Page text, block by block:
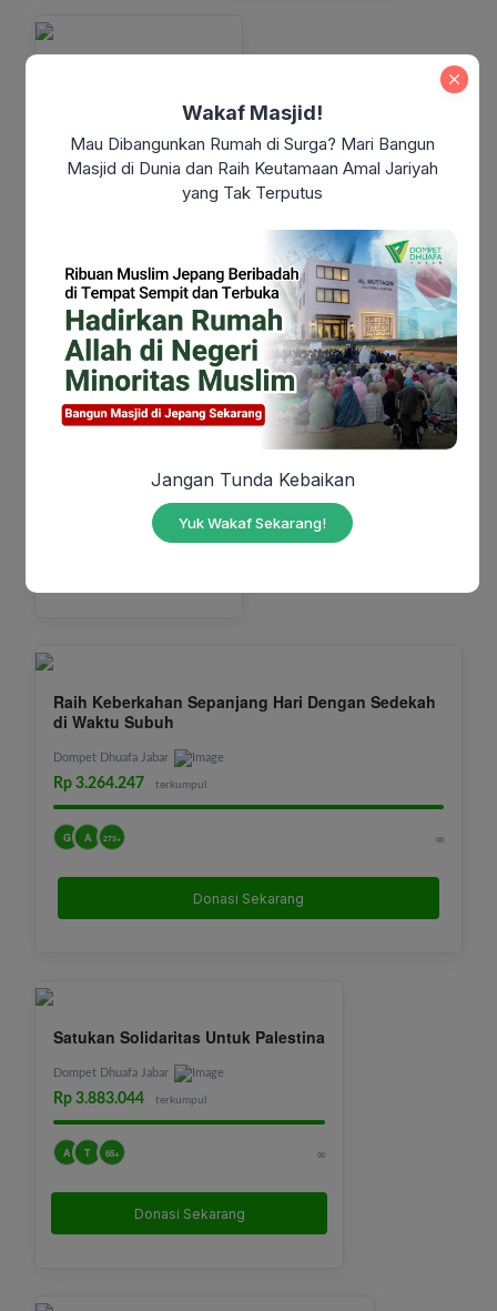
∞
Sedekah Jumat
Dompet Dhuafa Jabar
∞
Raih Keberkahan Sepanjang Hari Dengan Sedekah
di Waktu Subuh
Dompet Dhuafa Jabar
Rp 3.264.247 terkumpul
G A 273+ ∞
Donasi Sekarang
Satukan Solidaritas Untuk Palestina
Dompet Dhuafa Jabar
Rp 3.883.044 terkumpul
A T 65+ ∞
Donasi Sekarang
Wakaf Masjid!
Mau Dibangunkan Rumah di Surga? Mari Bangun
Masjid di Dunia dan Raih Keutamaan Amal Jariyah
yang Tak Terputus
Jangan Tunda Kebaikan
Yuk Wakaf Sekarang!